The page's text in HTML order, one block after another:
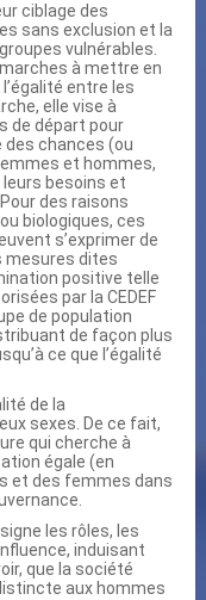
ciblage des
sans exclusion et la
vulnérables.
à mettre en
entre les
elle vise à
de départ pour
des chances (ou
et hommes,
besoins et
des raisons
biologiques, ces
s’exprimer de
mesures dites
positive telle
par la CEDEF
de population
de façon plus
ce que l’égalité
de la
sexes. De ce fait,
qui cherche à
égale (en
et des femmes dans
les rôles, les
induisant
que la société
aux hommes